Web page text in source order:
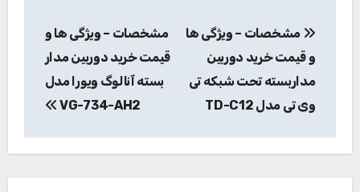
نوشته
مشخصات – ویژگی ها
و قیمت خرید دوربین
مداربسته تحت شبکه تی
وی تی مدل TD-C12
مشخصات – ویژگی ها و
قیمت خرید دوربین مدار
بسته آنالوگ ویورا مدل
VG-734-AH2